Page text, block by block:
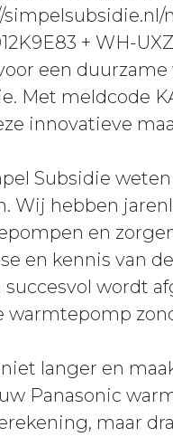
simpelsubsidie.nl/
+ WH-
een
Met meldcode
innovatieve
Subsidie
Wij hebben
en
en kennis van
succesvol wordt
warmtepomp
langer en
Panasonic
maar